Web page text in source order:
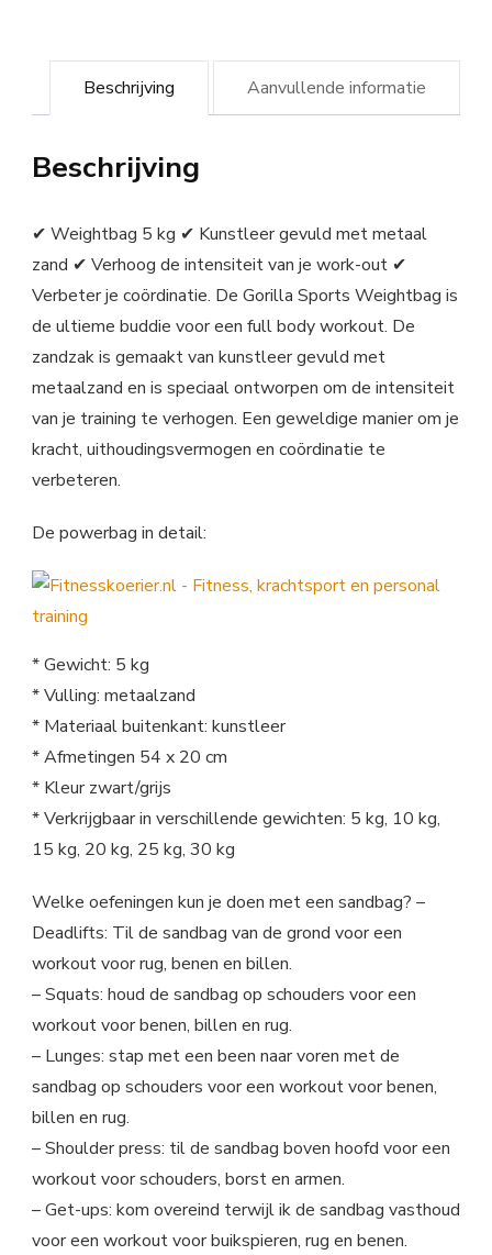
Beschrijving Aanvullende informatie
Beschrijving
✔ Weightbag 5 kg ✔ Kunstleer gevuld met metaal
zand ✔ Verhoog de intensiteit van je work-out ✔
Verbeter je coördinatie. De Gorilla Sports Weightbag is
de ultieme buddie voor een full body workout. De
zandzak is gemaakt van kunstleer gevuld met
metaalzand en is speciaal ontworpen om de intensiteit
van je training te verhogen. Een geweldige manier om je
kracht, uithoudingsvermogen en coördinatie te
verbeteren.
De powerbag in detail:
* Gewicht: 5 kg
* Vulling: metaalzand
* Materiaal buitenkant: kunstleer
* Afmetingen 54 x 20 cm
* Kleur zwart/grijs
* Verkrijgbaar in verschillende gewichten: 5 kg, 10 kg,
15 kg, 20 kg, 25 kg, 30 kg
Welke oefeningen kun je doen met een sandbag? –
Deadlifts: Til de sandbag van de grond voor een
workout voor rug, benen en billen.
– Squats: houd de sandbag op schouders voor een
workout voor benen, billen en rug.
– Lunges: stap met een been naar voren met de
sandbag op schouders voor een workout voor benen,
billen en rug.
– Shoulder press: til de sandbag boven hoofd voor een
workout voor schouders, borst en armen.
– Get-ups: kom overeind terwijl ik de sandbag vasthoud
voor een workout voor buikspieren, rug en benen.